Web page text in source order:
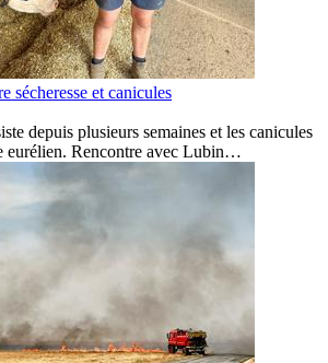
sécheresse et canicules
depuis plusieurs semaines et les canicules
eurélien. Rencontre avec Lubin…